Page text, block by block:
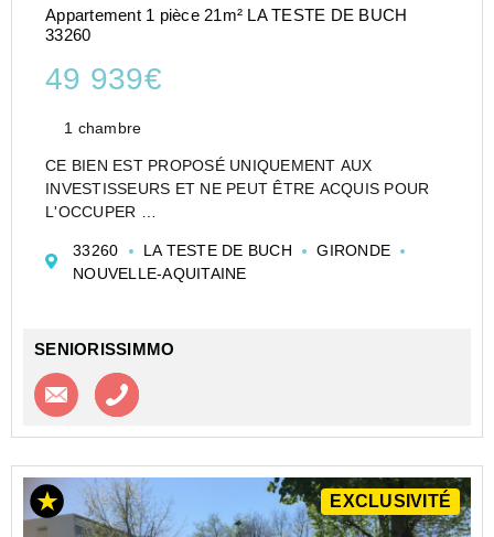
Appartement 1 pièce 21m² LA TESTE DE BUCH
33260
49 939€
1 chambre
CE BIEN EST PROPOSÉ UNIQUEMENT AUX
INVESTISSEURS ET NE PEUT ÊTRE ACQUIS POUR
L'OCCUPER
TOURISME DE TYPE T1 DE 21 M² À LA TESTE DE
BUCH - LES OCÉANIDES - GESTOCEANIDES
33260 LA TESTE DE BUCH
GIRONDE
NOUVELLE-AQUITAINE
SENIORISSIMMO
Contacter l'agence
EXCLUSIVITÉ